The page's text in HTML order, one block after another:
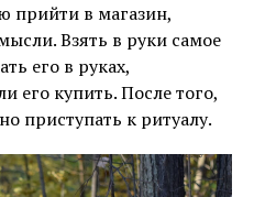
прийти в магазин,
Взять в руки самое
его в руках,
его купить. После того,
приступать к ритуалу.